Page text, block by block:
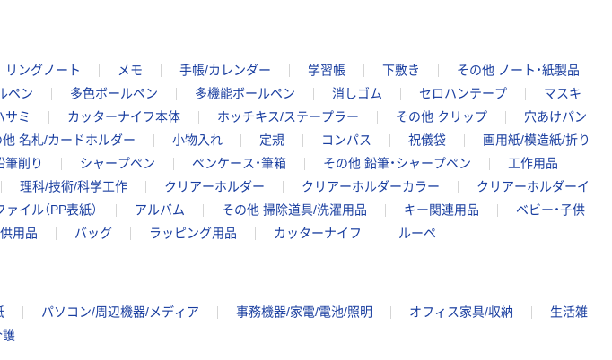
リングノート メモ 手帳/カレンダー 学習帳 下敷き
その他 ノート・紙製品
ペン 多色ボールペン 多機能ボールペン 消しゴム セロハンテープ
マスキ
サミ カッターナイフ本体 ホッチキス/ステープラー その他 クリップ
穴あけパン
他 名札/カードホルダー 小物入れ 定規 コンパス 祝儀袋
画用紙/模造紙/折り
筆削り シャープペン ペンケース・筆箱 その他 鉛筆・シャープペン
工作用品
理科/技術/科学工作 クリアーホルダー クリアーホルダーカラー
クリアーホルダーイ
イル（PP表紙） アルバム その他 掃除道具/洗濯用品 キー関連用品
ベビー・子供
用品 バッグ ラッピング用品 カッターナイフ ルーペ
パソコン/周辺機器/メディア 事務機器/家電/電池/照明 オフィス家具/収納
生活雑
護